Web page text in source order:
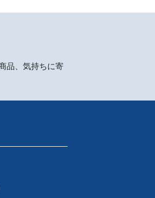
品、気持ちに寄